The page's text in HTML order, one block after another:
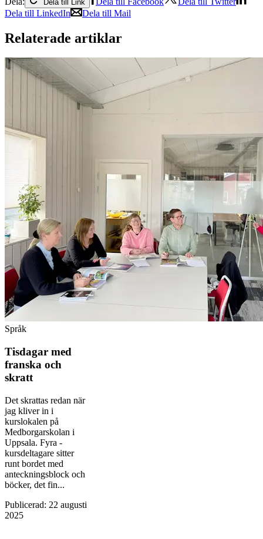
Dela till Link
Dela till LinkedIn
Dela till Mail
Relaterade artiklar
Språk
Tisdagar med
franska och
skratt
Det skrattas redan när
jag kliver in i
kurslokalen på
Medborgarskolan i
Uppsala. Fyra ­
kursdeltagare sitter
runt bordet med
anteckningsblock och
böcker, det fin...
Publicerad: 22 augusti
2025